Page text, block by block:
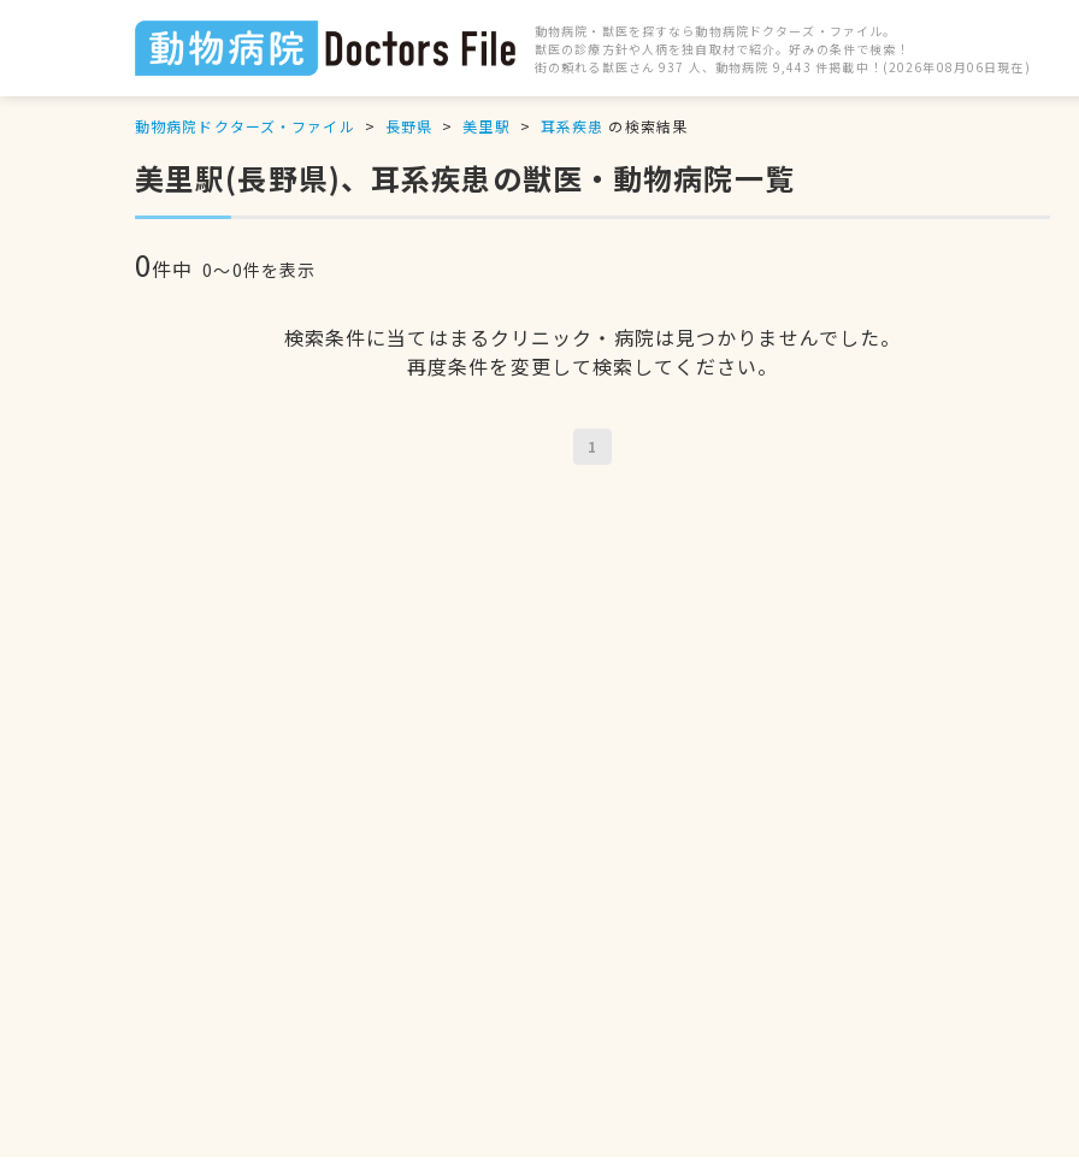
動物病院・獣医を探すなら動物病院ドクターズ・ファイル。
獣医の診療方針や人柄を独自取材で紹介。好みの条件で検索！
街の頼れる獣医さん 937 人、動物病院 9,443 件掲載中！(2026年08月06日現在)
動物病院ドクターズ・ファイル 長野県 美里駅 耳系疾患 の検索結果
美里駅(長野県)、耳系疾患の獣医・動物病院一覧
0件中 0〜0件を表示
検索条件に当てはまるクリニック・病院は見つかりませんでした。
再度条件を変更して検索してください。
1